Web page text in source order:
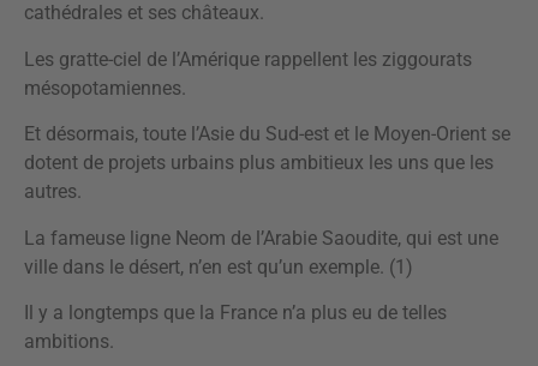
cathédrales et ses châteaux.
Les gratte-ciel de l’Amérique rappellent les ziggourats
mésopotamiennes.
Et désormais, toute l’Asie du Sud-est et le Moyen-Orient se
dotent de projets urbains plus ambitieux les uns que les
autres.
La fameuse ligne Neom de l’Arabie Saoudite, qui est une
ville dans le désert, n’en est qu’un exemple. (1)
Il y a longtemps que la France n’a plus eu de telles
ambitions.